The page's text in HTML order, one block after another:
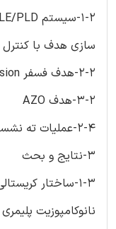
سازی هدف با کنترل
2-2-هدف فسفر upconversion
3-2-هدف AZO
2-4-عملیات ته نشست
3-نتایج و بحث
1-3-ساختار
نانوکامپوزیت پلیمری